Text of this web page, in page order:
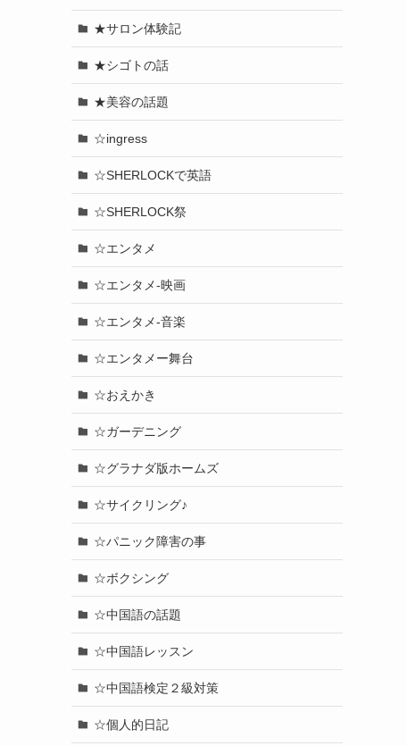
★サロン体験記
★シゴトの話
★美容の話題
☆ingress
☆SHERLOCKで英語
☆SHERLOCK祭
☆エンタメ
☆エンタメ-映画
☆エンタメ-音楽
☆エンタメー舞台
☆おえかき
☆ガーデニング
☆グラナダ版ホームズ
☆サイクリング♪
☆パニック障害の事
☆ボクシング
☆中国語の話題
☆中国語レッスン
☆中国語検定２級対策
☆個人的日記